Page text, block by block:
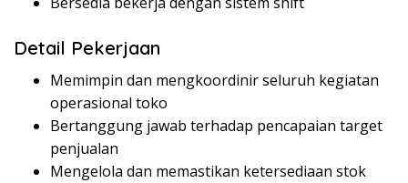
Detail Pekerjaan
Memimpin dan mengkoordinir seluruh kegiatan
operasional toko
Bertanggung jawab terhadap pencapaian target
penjualan
Mengelola dan memastikan ketersediaan stok